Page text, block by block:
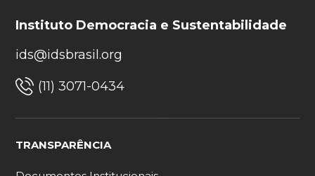
Instituto Democracia e Sustentabilidade
ids@idsbrasil.org
(11) 3071-0434
TRANSPARÊNCIA